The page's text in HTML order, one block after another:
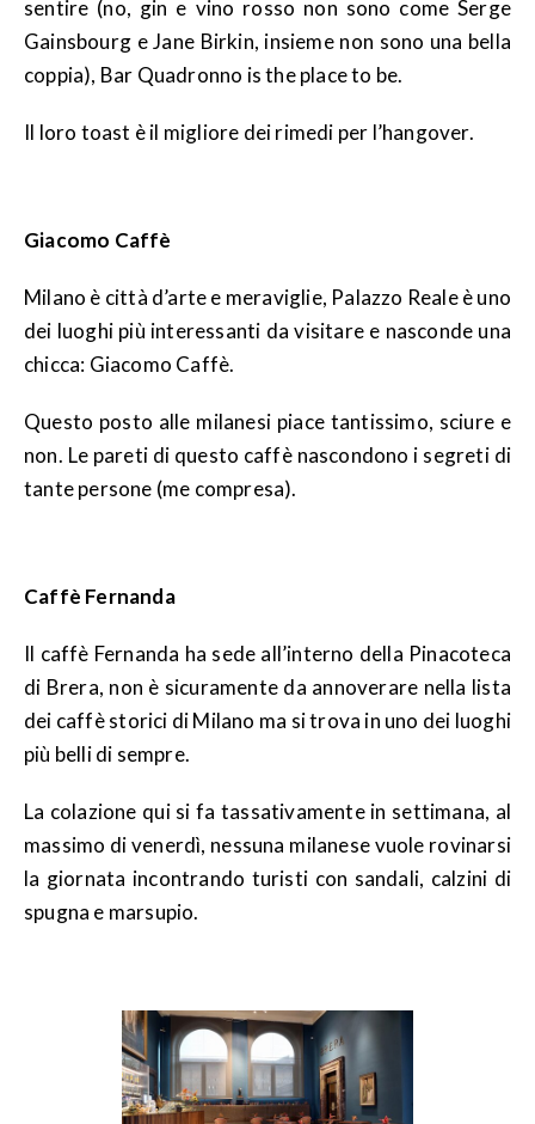
sentire (no, gin e vino rosso non sono come Serge
Gainsbourg e Jane Birkin, insieme non sono una bella
coppia), Bar Quadronno is the place to be.
Il loro toast è il migliore dei rimedi per l’hangover.
Giacomo Caffè
Milano è città d’arte e meraviglie, Palazzo Reale è uno
dei luoghi più interessanti da visitare e nasconde una
chicca: Giacomo Caffè.
Questo posto alle milanesi piace tantissimo, sciure e
non. Le pareti di questo caffè nascondono i segreti di
tante persone (me compresa).
Caffè Fernanda
Il caffè Fernanda ha sede all’interno della Pinacoteca
di Brera, non è sicuramente da annoverare nella lista
dei caffè storici di Milano ma si trova in uno dei luoghi
più belli di sempre.
La colazione qui si fa tassativamente in settimana, al
massimo di venerdì, nessuna milanese vuole rovinarsi
la giornata incontrando turisti con sandali, calzini di
spugna e marsupio.